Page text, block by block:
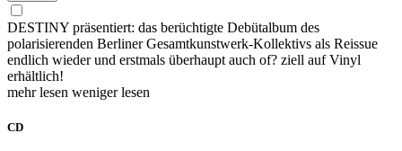
DESTINY präsentiert: das berüchtigte Debütalbum des
polarisierenden Berliner Gesamtkunstwerk-Kollektivs als Reissue
endlich wieder und erstmals überhaupt auch of? ziell auf Vinyl
erhältlich!
mehr lesen weniger lesen
CD